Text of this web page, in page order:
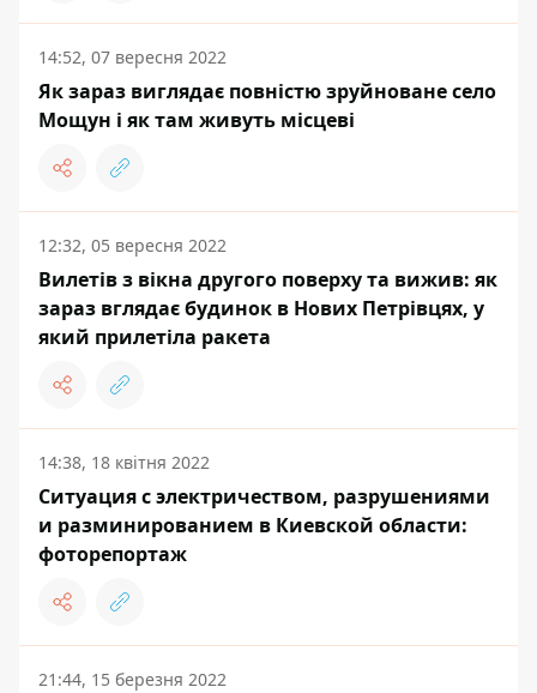
14:52, 07 вересня 2022
Як зараз виглядає повністю зруйноване село
Мощун і як там живуть місцеві
12:32, 05 вересня 2022
Вилетів з вікна другого поверху та вижив: як
зараз вглядає будинок в Нових Петрівцях, у
який прилетіла ракета
14:38, 18 квітня 2022
Ситуация с электричеством, разрушениями
и разминированием в Киевской области:
фоторепортаж
21:44, 15 березня 2022